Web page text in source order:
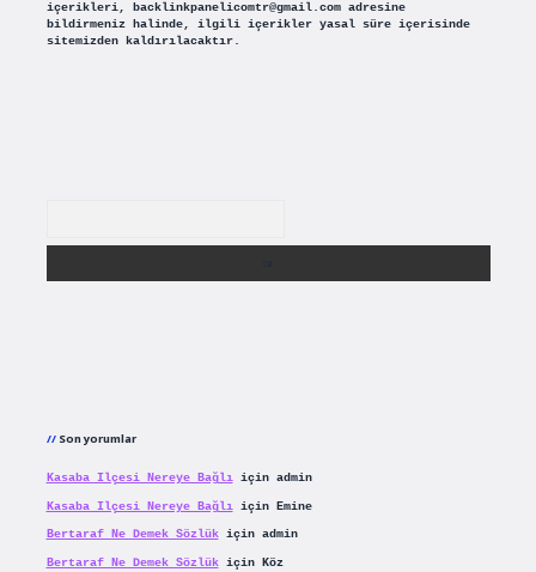
içerikleri, backlinkpanelicomtr@gmail.comadresine
bildirmeniz halinde, ilgili içerikler yasal süre içerisinde
sitemizden kaldırılacaktır.
Son yorumlar
Kasaba Ilçesi Nereye Bağlıiçin admin
Kasaba Ilçesi Nereye Bağlıiçin Emine
Bertaraf Ne Demek Sözlükiçin admin
Bertaraf Ne Demek Sözlükiçin Köz